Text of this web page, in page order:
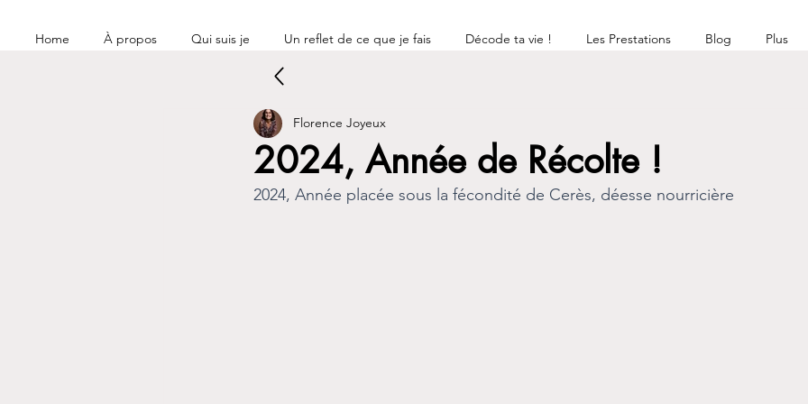
Home À propos Qui suis je Un reflet de ce que je fais Décode ta vie ! Les Prestations Blog Plus
2024, Année de Récolte !
Florence Joyeux
2024, Année placée sous la fécondité de Cerès, déesse nourricière